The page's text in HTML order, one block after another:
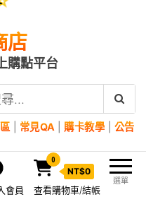
店
購點平台
常見QA 購卡教學 公告
選單
0
NT$0
查看購物車/結帳
會員